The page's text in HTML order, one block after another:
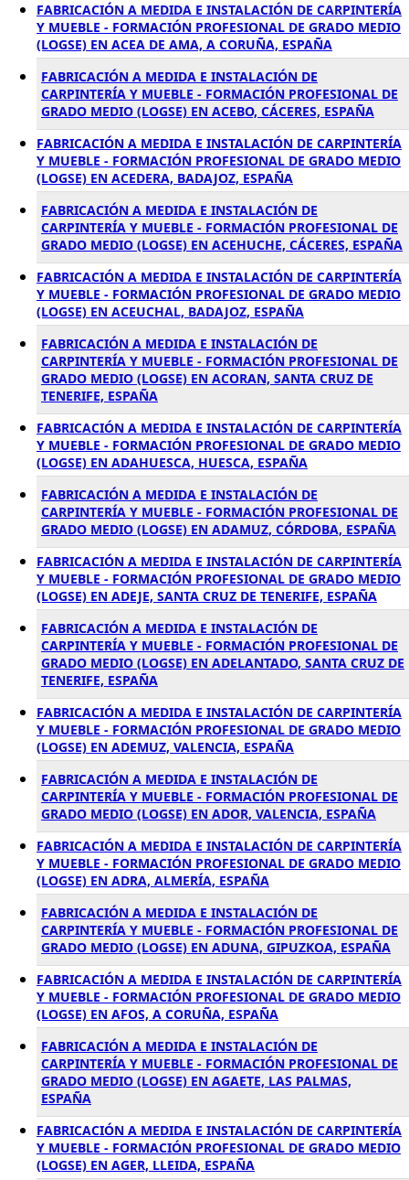
FABRICACIÓN A MEDIDA E INSTALACIÓN DE CARPINTERÍA
Y MUEBLE - FORMACIÓN PROFESIONAL DE GRADO MEDIO
(LOGSE) EN ACEA DE AMA, A CORUÑA, ESPAÑA
FABRICACIÓN A MEDIDA E INSTALACIÓN DE
CARPINTERÍA Y MUEBLE - FORMACIÓN PROFESIONAL DE
GRADO MEDIO (LOGSE) EN ACEBO, CÁCERES, ESPAÑA
FABRICACIÓN A MEDIDA E INSTALACIÓN DE CARPINTERÍA
Y MUEBLE - FORMACIÓN PROFESIONAL DE GRADO MEDIO
(LOGSE) EN ACEDERA, BADAJOZ, ESPAÑA
FABRICACIÓN A MEDIDA E INSTALACIÓN DE
CARPINTERÍA Y MUEBLE - FORMACIÓN PROFESIONAL DE
GRADO MEDIO (LOGSE) EN ACEHUCHE, CÁCERES, ESPAÑA
FABRICACIÓN A MEDIDA E INSTALACIÓN DE CARPINTERÍA
Y MUEBLE - FORMACIÓN PROFESIONAL DE GRADO MEDIO
(LOGSE) EN ACEUCHAL, BADAJOZ, ESPAÑA
FABRICACIÓN A MEDIDA E INSTALACIÓN DE
CARPINTERÍA Y MUEBLE - FORMACIÓN PROFESIONAL DE
GRADO MEDIO (LOGSE) EN ACORAN, SANTA CRUZ DE
TENERIFE, ESPAÑA
FABRICACIÓN A MEDIDA E INSTALACIÓN DE CARPINTERÍA
Y MUEBLE - FORMACIÓN PROFESIONAL DE GRADO MEDIO
(LOGSE) EN ADAHUESCA, HUESCA, ESPAÑA
FABRICACIÓN A MEDIDA E INSTALACIÓN DE
CARPINTERÍA Y MUEBLE - FORMACIÓN PROFESIONAL DE
GRADO MEDIO (LOGSE) EN ADAMUZ, CÓRDOBA, ESPAÑA
FABRICACIÓN A MEDIDA E INSTALACIÓN DE CARPINTERÍA
Y MUEBLE - FORMACIÓN PROFESIONAL DE GRADO MEDIO
(LOGSE) EN ADEJE, SANTA CRUZ DE TENERIFE, ESPAÑA
FABRICACIÓN A MEDIDA E INSTALACIÓN DE
CARPINTERÍA Y MUEBLE - FORMACIÓN PROFESIONAL DE
GRADO MEDIO (LOGSE) EN ADELANTADO, SANTA CRUZ DE
TENERIFE, ESPAÑA
FABRICACIÓN A MEDIDA E INSTALACIÓN DE CARPINTERÍA
Y MUEBLE - FORMACIÓN PROFESIONAL DE GRADO MEDIO
(LOGSE) EN ADEMUZ, VALENCIA, ESPAÑA
FABRICACIÓN A MEDIDA E INSTALACIÓN DE
CARPINTERÍA Y MUEBLE - FORMACIÓN PROFESIONAL DE
GRADO MEDIO (LOGSE) EN ADOR, VALENCIA, ESPAÑA
FABRICACIÓN A MEDIDA E INSTALACIÓN DE CARPINTERÍA
Y MUEBLE - FORMACIÓN PROFESIONAL DE GRADO MEDIO
(LOGSE) EN ADRA, ALMERÍA, ESPAÑA
FABRICACIÓN A MEDIDA E INSTALACIÓN DE
CARPINTERÍA Y MUEBLE - FORMACIÓN PROFESIONAL DE
GRADO MEDIO (LOGSE) EN ADUNA, GIPUZKOA, ESPAÑA
FABRICACIÓN A MEDIDA E INSTALACIÓN DE CARPINTERÍA
Y MUEBLE - FORMACIÓN PROFESIONAL DE GRADO MEDIO
(LOGSE) EN AFOS, A CORUÑA, ESPAÑA
FABRICACIÓN A MEDIDA E INSTALACIÓN DE
CARPINTERÍA Y MUEBLE - FORMACIÓN PROFESIONAL DE
GRADO MEDIO (LOGSE) EN AGAETE, LAS PALMAS,
ESPAÑA
FABRICACIÓN A MEDIDA E INSTALACIÓN DE CARPINTERÍA
Y MUEBLE - FORMACIÓN PROFESIONAL DE GRADO MEDIO
(LOGSE) EN AGER, LLEIDA, ESPAÑA